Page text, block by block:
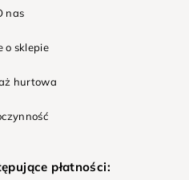
nas
o sklepie
hurtowa
płatności: